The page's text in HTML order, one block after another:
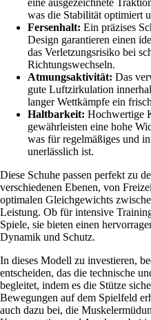
was die Stabilität optimiert
Fersenhalt: Ein präzises
Design garantieren einen
das Verletzungsrisiko bei
Richtungswechseln.
Atmungsaktivität: Das
gute Luftzirkulation
langer Wettkämpfe ein
Haltbarkeit: Hochwertige
gewährleisten eine hohe
was für regelmäßiges und
unerlässlich ist.
Diese Schuhe passen perfekt zu
verschiedenen Ebenen, von
optimalen Gleichgewichts
Leistung. Ob für intensive
Spiele, sie bieten einen
Dynamik und Schutz.
In dieses Modell zu investieren,
entscheiden, das die technische
begleitet, indem es die Stütze
Bewegungen auf dem Spielfeld
auch dazu bei, die